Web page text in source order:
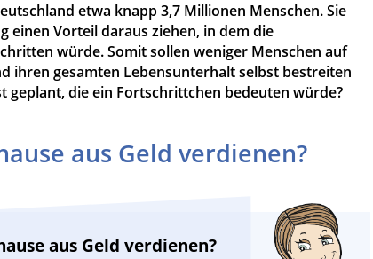
etwa knapp 3,7 Millionen Menschen. Sie
einen Vorteil daraus ziehen, in dem die
würde. Somit sollen weniger Menschen auf
ihren gesamten Lebensunterhalt selbst bestreiten
geplant, die ein Fortschrittchen bedeuten würde?
aus Geld verdienen?
aus Geld verdienen?